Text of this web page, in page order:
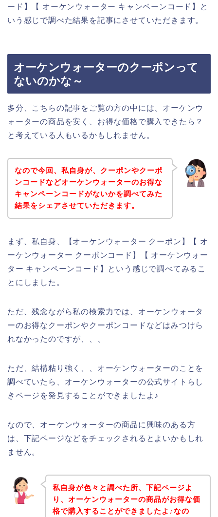
ード】【 オーケンウォーター キャンペーンコード】と
いう感じで調べた結果を記事にさせていただきます。
オーケンウォーターのクーポンって
ないのかな～
多分、こちらの記事をご覧の方の中には、オーケンウ
ォーターの商品を安く、お得な価格で購入できたら？
と考えている人もいるかもしれません。
なので今回、私自身が、クーポンやクーポ
ンコードなどオーケンウォーターのお得な
キャンペーンコードがないかを調べてみた
結果をシェアさせていただきます。
まず、私自身、【オーケンウォーター クーポン】【 オ
ーケンウォーター クーポンコード】【 オーケンウォー
ター キャンペーンコード】という感じで調べてみるこ
とにしました。
ただ、残念ながら私の検索力では、オーケンウォータ
ーのお得なクーポンやクーポンコードなどはみつけら
れなかったのですが、、、
ただ、結構粘り強く、、オーケンウォーターのことを
調べていたら、オーケンウォーターの公式サイトらし
きページを発見することができましたよ♪
なので、オーケンウォーターの商品に興味のある方
は、下記ページなどをチェックされるとよいかもしれ
ません。
私自身が色々と調べた所、下記ページよ
り、オーケンウォーターの商品がお得な価
格で購入することができましたよ♪なの